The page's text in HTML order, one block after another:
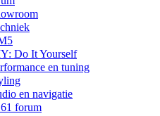
Do It Yourself
en tuning
en navigatie
forum